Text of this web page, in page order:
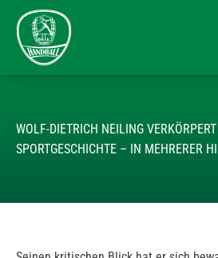
WOLF-DIETRICH NEILING
SPORTGESCHICHTE – IN MEHRERER